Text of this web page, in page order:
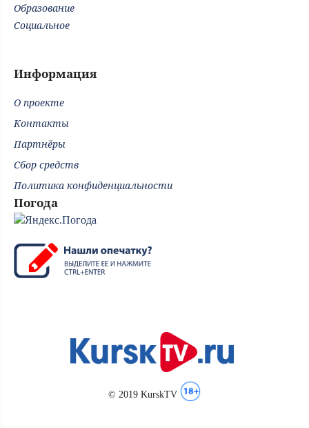
Образование
Социальное
Информация
О проекте
Контакты
Партнёры
Сбор средств
Политика конфиденциальности
Погода
© 2019 KurskTV